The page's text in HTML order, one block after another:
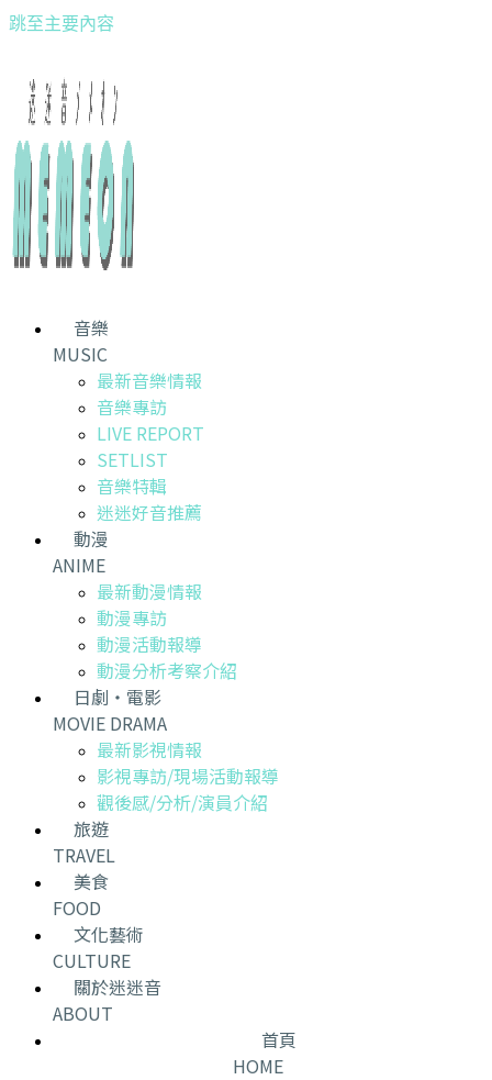
跳至主要內容
音樂
MUSIC
最新音樂情報
音樂專訪
LIVE REPORT
SETLIST
音樂特輯
迷迷好音推薦
動漫
ANIME
最新動漫情報
動漫專訪
動漫活動報導
動漫分析考察介紹
日劇・電影
MOVIE DRAMA
最新影視情報
影視專訪/現場活動報導
觀後感/分析/演員介紹
旅遊
TRAVEL
美食
FOOD
文化藝術
CULTURE
關於迷迷音
ABOUT
首頁
HOME